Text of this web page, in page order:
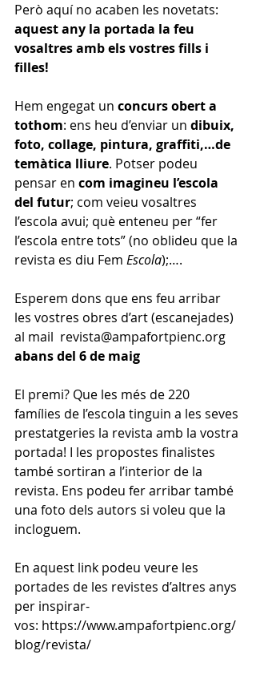
Però aquí no acaben les novetats:
aquest any la portada la feu
vosaltres amb els vostres fills i
filles!
Hem engegat un concurs obert a
tothom: ens heu d’enviar un dibuix,
foto, collage, pintura, graffiti,…de
temàtica lliure. Potser podeu
pensar en com imagineu l’escola
del futur; com veieu vosaltres
l’escola avui; què enteneu per “fer
l’escola entre tots” (no oblideu que la
revista es diu Fem Escola);….
Esperem dons que ens feu arribar
les vostres obres d’art (escanejades)
al mail revista@ampafortpienc.org
abans del 6 de maig
El premi? Que les més de 220
famílies de l’escola tinguin a les seves
prestatgeries la revista amb la vostra
portada! I les propostes finalistes
també sortiran a l’interior de la
revista. Ens podeu fer arribar també
una foto dels autors si voleu que la
incloguem.
En aquest link podeu veure les
portades de les revistes d’altres anys
per inspirar-
vos: https://www.ampafortpienc.org/
blog/revista/